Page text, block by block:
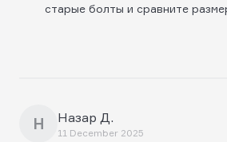
старые болты и сравните
Н Назар Д.
11 December 2025